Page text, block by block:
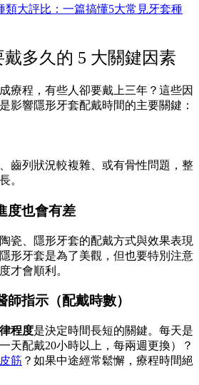
類大評比：一篇搞懂5大常見牙套種
多久的 5 大關鍵因素
療程，有些人卻要戴上三年？這些因
影響隱形牙套配戴時間的主要關鍵：
齒列狀況較複雜、或有骨性問題，整
。
度也會有差
瓷、隱形牙套的配戴方式與效果表現
形牙套是為了美觀，但也要特別注意
才會順利。
指示（配戴時數）
程度是決定時間長短的關鍵。每天是
天配戴20小時以上，每兩週更換）？
筋 ？如果中途經常鬆懈，療程時間絕